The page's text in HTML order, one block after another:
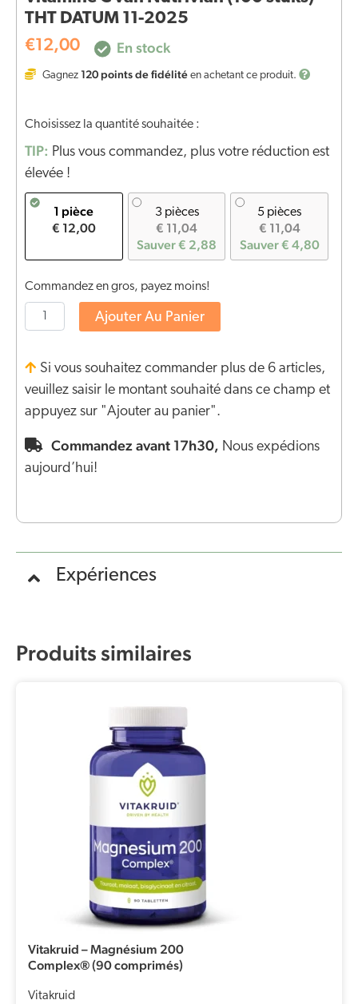
THT DATUM 11-2025
€12,00 En stock
Gagnez 120points de fidélité en achetant ce produit.
Choisissez la quantité souhaitée :
TIP: Plus vous commandez, plus votre réduction est
élevée !
1 pièce
€ 12,00
3 pièces
€ 11,04
Sauver € 2,88
5 pièces
€ 11,04
Sauver € 4,80
Commandez en gros, payez moins!
Ajouter Au Panier
Si vous souhaitez commander plus de 6 articles,
veuillez saisir le montant souhaité dans ce champ et
appuyez sur "Ajouter au panier".
Commandez avant 17h30, Nous expédions
aujourd’hui!
Expériences
Produits similaires
Vitakruid – Magnésium 200
Complex® (90 comprimés)
Vitakruid